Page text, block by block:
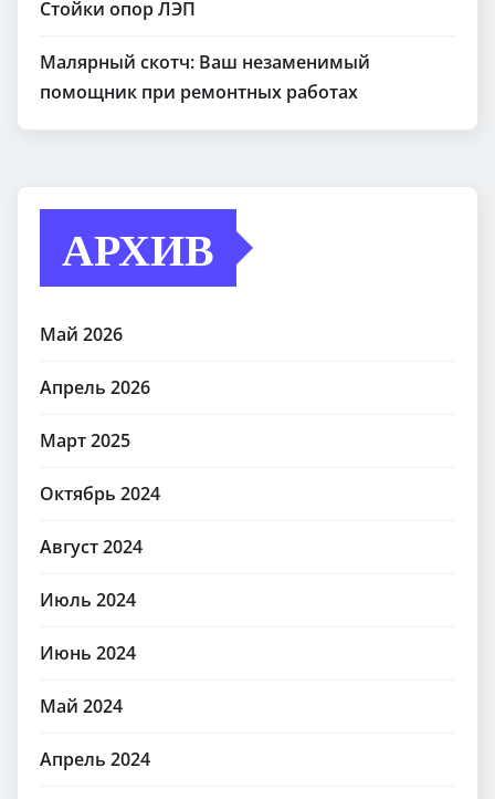
Стойки опор ЛЭП
Малярный скотч: Ваш незаменимый
помощник при ремонтных работах
АРХИВ
Май 2026
Апрель 2026
Март 2025
Октябрь 2024
Август 2024
Июль 2024
Июнь 2024
Май 2024
Апрель 2024